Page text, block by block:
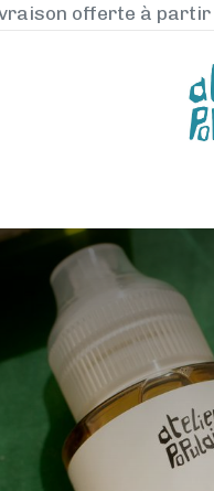
offerte à partir